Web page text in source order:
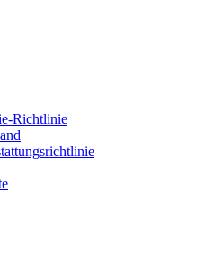
Richtlinie